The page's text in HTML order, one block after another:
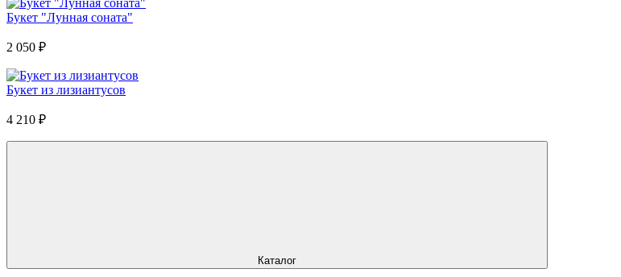
Букет "Лунная соната"
2 050 ₽
Букет из лизиантусов
4 210 ₽
Каталог